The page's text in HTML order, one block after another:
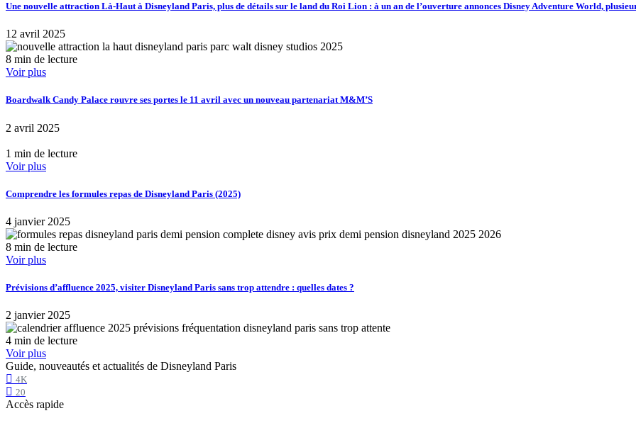
Une nouvelle attraction Là-Haut à Disneyland Paris, plus de détails sur le land du Roi Lion : à un an de l’ouverture annonces Disney Adventure World,
12 avril 2025
8 min de lecture
Voir plus
Boardwalk Candy Palace rouvre ses portes le 11 avril avec un nouveau partenariat M&M’S
2 avril 2025
1 min de lecture
Voir plus
Comprendre les formules repas de Disneyland Paris (2025)
4 janvier 2025
8 min de lecture
Voir plus
Prévisions d’affluence 2025, visiter Disneyland Paris sans trop attendre : quelles dates ?
2 janvier 2025
4 min de lecture
Voir plus
Guide, nouveautés et actualités de Disneyland Paris
4K
20
Accès rapide